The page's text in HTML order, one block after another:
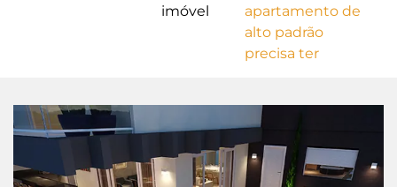
imóvel
apartamento de
alto padrão
precisa ter